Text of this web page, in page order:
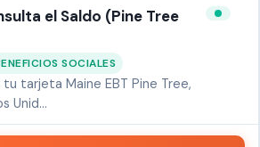
el Saldo (Pine Tree
SOCIALES
tarjeta Maine EBT Pine Tree,
Unid…